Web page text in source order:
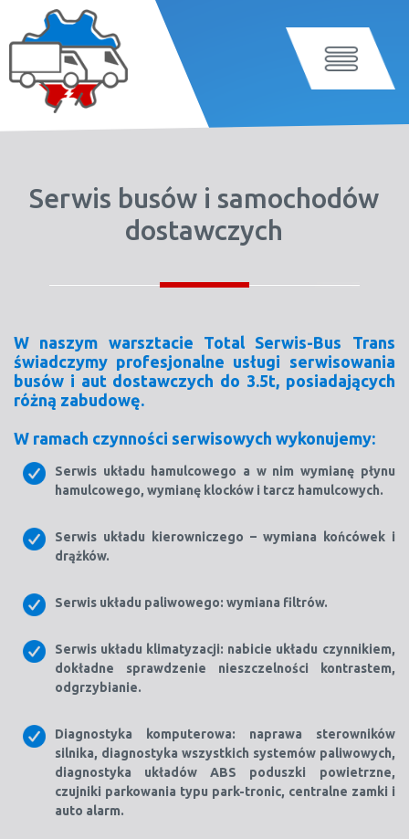
Serwis busów i samochodów
dostawczych
W naszym warsztacie Total Serwis-Bus Trans
świadczymy profesjonalne usługi serwisowania
busów i aut dostawczych do 3.5t, posiadających
różną zabudowę.
W ramach czynności serwisowych wykonujemy:
Serwis układu hamulcowego a w nim wymianę płynu
hamulcowego, wymianę klocków i tarcz hamulcowych.
Serwis układu kierowniczego – wymiana końcówek i
drążków.
Serwis układu paliwowego: wymiana filtrów.
Serwis układu klimatyzacji: nabicie układu czynnikiem,
dokładne sprawdzenie nieszczelności kontrastem,
odgrzybianie.
Diagnostyka komputerowa: naprawa sterowników
silnika, diagnostyka wszystkich systemów paliwowych,
diagnostyka układów ABS poduszki powietrzne,
czujniki parkowania typu park-tronic, centralne zamki i
auto alarm.